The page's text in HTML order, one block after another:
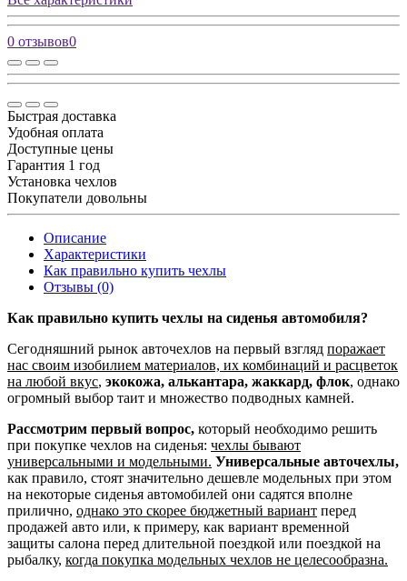
0 отзывов0
Быстрая доставка
Удобная оплата
Доступные цены
Гарантия 1 год
Установка чехлов
Покупатели довольны
Описание
Характеристики
Как правильно купить чехлы
Отзывы (0)
Как правильно купить чехлы на сиденья автомобиля?
Сегодняшний рынок авточехлов на первый взгляд поражает
нас своим изобилием материалов, их комбинаций и расцветок
на любой вкус, экокожа, алькантара, жаккард, флок, однако
огромный выбор таит и множество подводных камней.
Рассмотрим первый вопрос, который необходимо решить
при покупке чехлов на сиденья: чехлы бывают
универсальными и модельными. Универсальные авточехлы,
как правило, стоят значительно дешевле модельных при этом
на некоторые сиденья автомобилей они садятся вполне
прилично, однако это скорее бюджетный вариант перед
продажей авто или, к примеру, как вариант временной
защиты салона перед длительной поездкой или поездкой на
рыбалку, когда покупка модельных чехлов не целесообразна.